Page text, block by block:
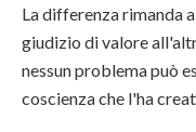
La differenza rimanda
giudizio di valore
nessun problema può
coscienza che l'ha